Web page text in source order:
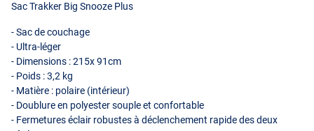
Sac Trakker Big Snooze Plus
- Sac de couchage
- Ultra-léger
- Dimensions : 215x 91cm
- Poids : 3,2 kg
- Matière : polaire (intérieur)
- Doublure en polyester souple et confortable
- Fermetures éclair robustes à déclenchement rapide des deux